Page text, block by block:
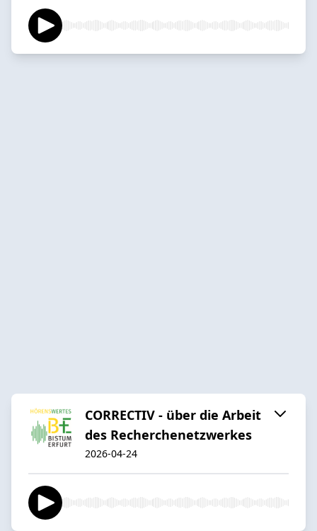
CORRECTIV - über die Arbeit
des Recherchenetzwerkes
2026-04-24